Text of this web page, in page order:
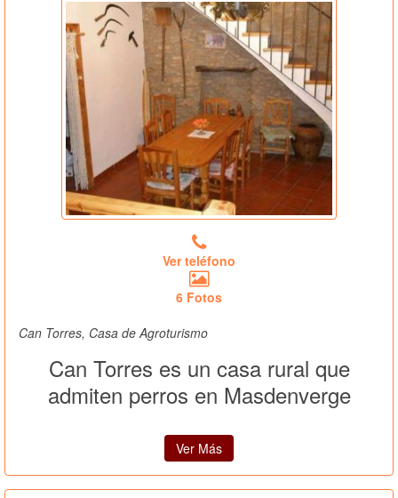
Ver teléfono
6 Fotos
Can Torres, Casa de Agroturismo
Can Torres es un casa rural que
admiten perros en Masdenverge
Ver Más